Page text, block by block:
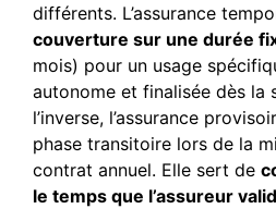
différents. L’assurance
couverture sur une durée
mois) pour un usage
autonome et finalisée dès la
l’inverse, l’assurance
phase transitoire lors de la
contrat annuel. Elle sert de
le temps que l’assureur